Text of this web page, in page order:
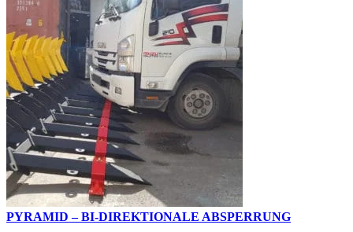
PYRAMID – BI-DIREKTIONALE ABSPERRUNG